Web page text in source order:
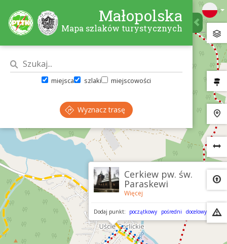
×
Cerkiew pw. św.
Paraskewi
Więcej
Dodaj punkt: początkowy pośredni docelowy
Małopolska
Mapa szlaków turystycznych
miejsca szlaki miejscowości
Wyznacz trasę